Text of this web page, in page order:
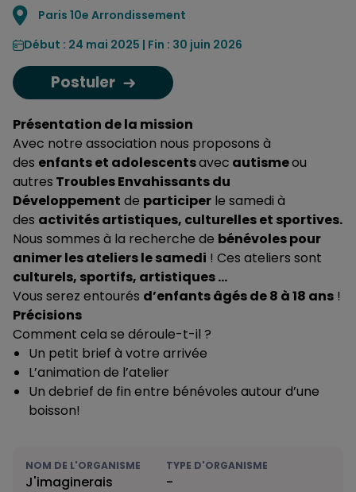
Localisation
Paris 10e Arrondissement
Début : 24 mai 2025 | Fin : 30 juin 2026
Postuler
Présentation de la mission
Avec notre association nous proposons à
des enfants et adolescentsavec autismeou
autres Troubles Envahissants du
Développement de participer le samedi à
des activités artistiques, culturelles et sportives.
Nous sommes à la recherche de bénévoles pour
animer les ateliers le samedi ! Ces ateliers sont
culturels, sportifs, artistiques …
Vous serez entourés d’enfants âgés de 8 à 18 ans !
Précisions
Comment cela se déroule-t-il ?
Un petit brief à votre arrivée
L’animation de l’atelier
Un debrief de fin entre bénévoles autour d’une
boisson!
NOM DE L'ORGANISME
J'imaginerais
TYPE D'ORGANISME
-